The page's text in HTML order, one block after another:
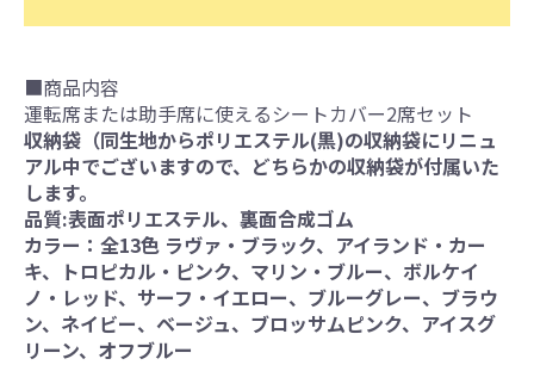
■商品内容
運転席または助手席に使えるシートカバー2席セット
収納袋（同生地からポリエステル(黒)の収納袋にリニュ
アル中でございますので、どちらかの収納袋が付属いた
します。
品質:表面ポリエステル、裏面合成ゴム
カラー：全13色 ラヴァ・ブラック、アイランド・カー
キ、トロピカル・ピンク、マリン・ブルー、ボルケイ
ノ・レッド、サーフ・イエロー、ブルーグレー、ブラウ
ン、ネイビー、ベージュ、ブロッサムピンク、アイスグ
リーン、オフブルー